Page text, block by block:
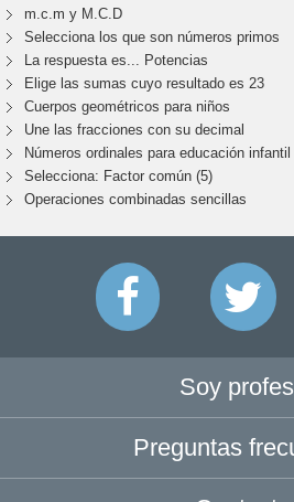
m.c.m y M.C.D
Selecciona los que son números primos
La respuesta es... Potencias
Elige las sumas cuyo resultado es 23
Cuerpos geométricos para niños
Une las fracciones con su decimal
Números ordinales para educación infantil
Selecciona: Factor común (5)
Operaciones combinadas sencillas
Soy
Preguntas